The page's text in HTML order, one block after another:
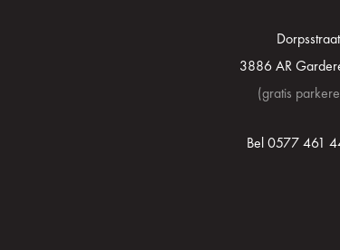
Dorpsstraat
3886 AR
(gratis
Bel 0577 461